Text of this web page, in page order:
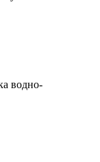
водно-